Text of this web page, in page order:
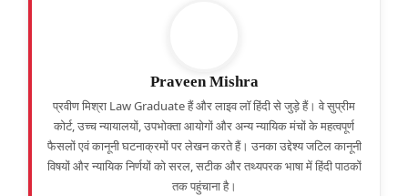
Praveen Mishra
प्रवीण मिश्रा Law Graduate हैं और लाइव लॉ हिंदी से जुड़े हैं। वे सुप्रीम
कोर्ट, उच्च न्यायालयों, उपभोक्ता आयोगों और अन्य न्यायिक मंचों के महत्वपूर्ण
फैसलों एवं कानूनी घटनाक्रमों पर लेखन करते हैं। उनका उद्देश्य जटिल कानूनी
विषयों और न्यायिक निर्णयों को सरल, सटीक और तथ्यपरक भाषा में हिंदी पाठकों
तक पहुंचाना है।